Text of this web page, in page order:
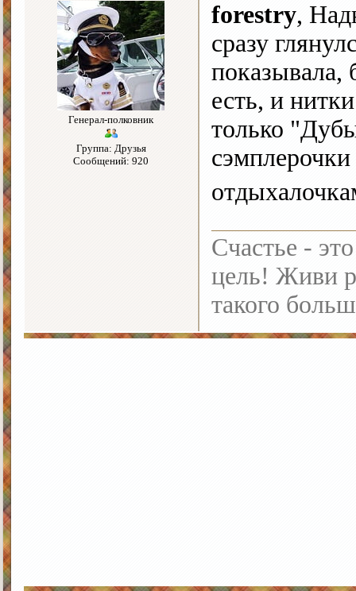
Генерал-полковник
Группа: Друзья
Сообщений: 920
forestry,
сразу
показывала,
есть, и
только
Счастье -
цель! Живи
такого